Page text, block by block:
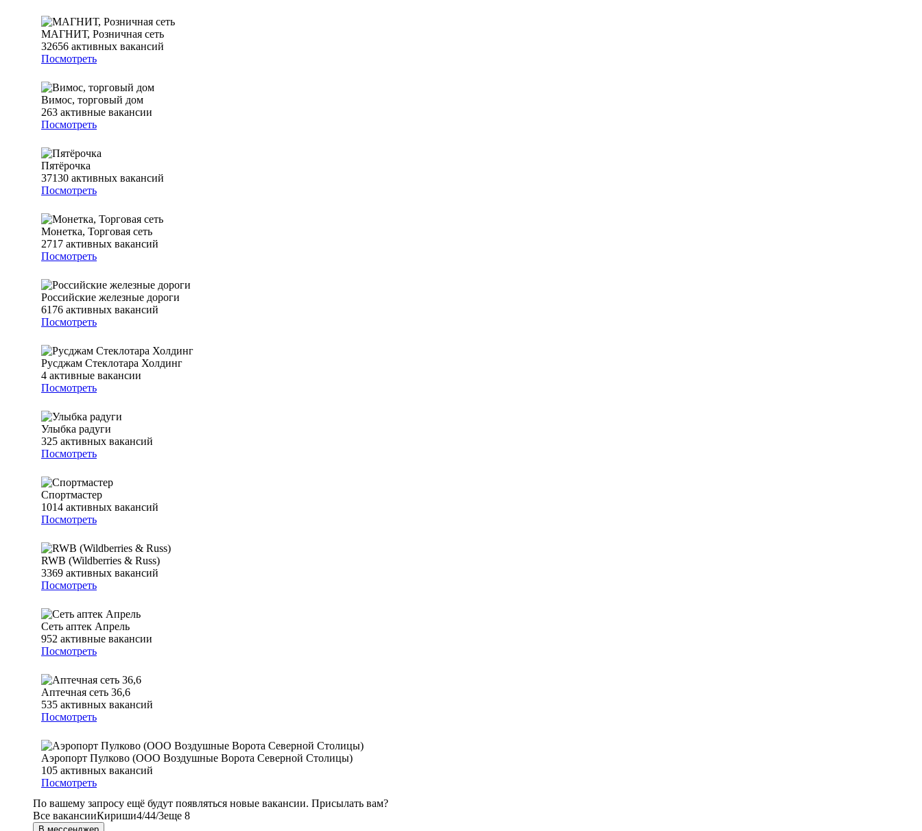
МАГНИТ, Розничная сеть
32656 активных вакансий
Посмотреть
Вимос, торговый дом
263 активные вакансии
Посмотреть
Пятёрочка
37130 активных вакансий
Посмотреть
Монетка, Торговая сеть
2717 активных вакансий
Посмотреть
Российские железные дороги
6176 активных вакансий
Посмотреть
Русджам Стеклотара Холдинг
4 активные вакансии
Посмотреть
Улыбка радуги
325 активных вакансий
Посмотреть
Спортмастер
1014 активных вакансий
Посмотреть
RWB (Wildberries & Russ)
3369 активных вакансий
Посмотреть
Сеть аптек Апрель
952 активные вакансии
Посмотреть
Аптечная сеть 36,6
535 активных вакансий
Посмотреть
Аэропорт Пулково (ООО Воздушные Ворота Северной Столицы)
105 активных вакансий
Посмотреть
По вашему запросу ещё будут появляться новые вакансии. Присылать вам?
Все вакансииКириши4/44/3еще 8